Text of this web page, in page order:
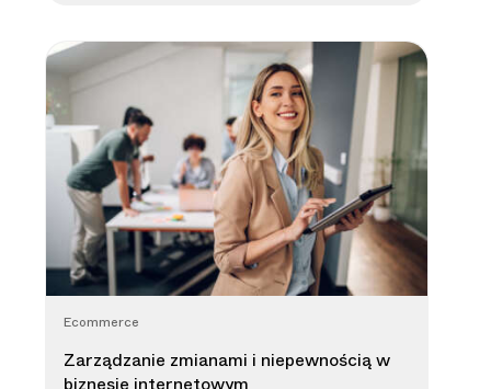
Ecommerce
Zarządzanie zmianami i niepewnością w